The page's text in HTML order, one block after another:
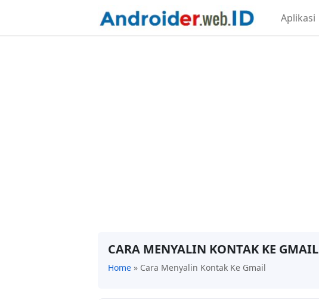
Aplikasi
CARA MENYALIN KONTAK KE GMAIL
Home » Cara Menyalin Kontak Ke Gmail